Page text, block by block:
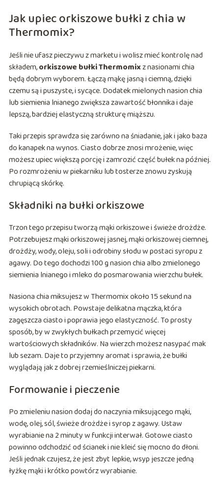
Jak upiec orkiszowe bułki z chia w
Thermomix?
Jeśli nie ufasz pieczywu z marketu i wolisz mieć kontrolę nad
składem,orkiszowe bułki Thermomixz nasionami chia
będą dobrym wyborem. Łączą mąkę jasną i ciemną, dzięki
czemu są i puszyste, i sycące. Dodatek mielonych nasion chia
lub siemienia lnianego zwiększa zawartość błonnika i daje
lepszą, bardziej elastyczną strukturę miąższu.
Taki przepis sprawdza się zarówno na śniadanie, jak i jako baza
do kanapek na wynos. Ciasto dobrze znosi mrożenie, więc
możesz upiec większą porcję i zamrozić część bułek na później.
Po rozmrożeniu w piekarniku lub tosterze znowu zyskują
chrupiącą skórkę.
Składniki na bułki orkiszowe
Trzon tego przepisu tworzą mąki orkiszowe i świeże drożdże.
Potrzebujesz mąki orkiszowej jasnej, mąki orkiszowej ciemnej,
drożdży, wody, oleju, soli i odrobiny słodu w postaci syropu z
agawy. Do tego dochodzi 100 g nasion chia albo zmielonego
siemienia lnianego i mleko do posmarowania wierzchu bułek.
Nasiona chia miksujesz w Thermomix około 15 sekund na
wysokich obrotach. Powstaje delikatna mączka, która
zagęszcza ciasto i poprawia jego elastyczność. To prosty
sposób, by w zwykłych bułkach przemycić więcej
wartościowych składników. Na wierzch możesz nasypać mak
lub sezam. Daje to przyjemny aromat i sprawia, że bułki
wyglądają jak z dobrej rzemieślniczej piekarni.
Formowanie i pieczenie
Po zmieleniu nasion dodaj do naczynia miksującego mąki,
wodę, olej, sól, świeże drożdże i syrop z agawy. Ustaw
wyrabianie na 2 minuty w funkcji interwał. Gotowe ciasto
powinno odchodzić od ścianek i nie kleić się mocno do dłoni.
Jeśli jednak czujesz, że jest zbyt lepkie, wsyp jeszcze jedną
łyżkę mąki i krótko powtórz wyrabianie.